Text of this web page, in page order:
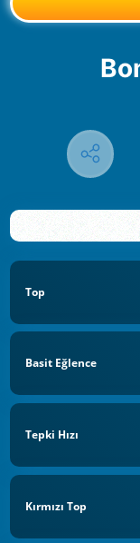
Top
Basit Eğlence
Tepki Hızı
Kırmızı Top